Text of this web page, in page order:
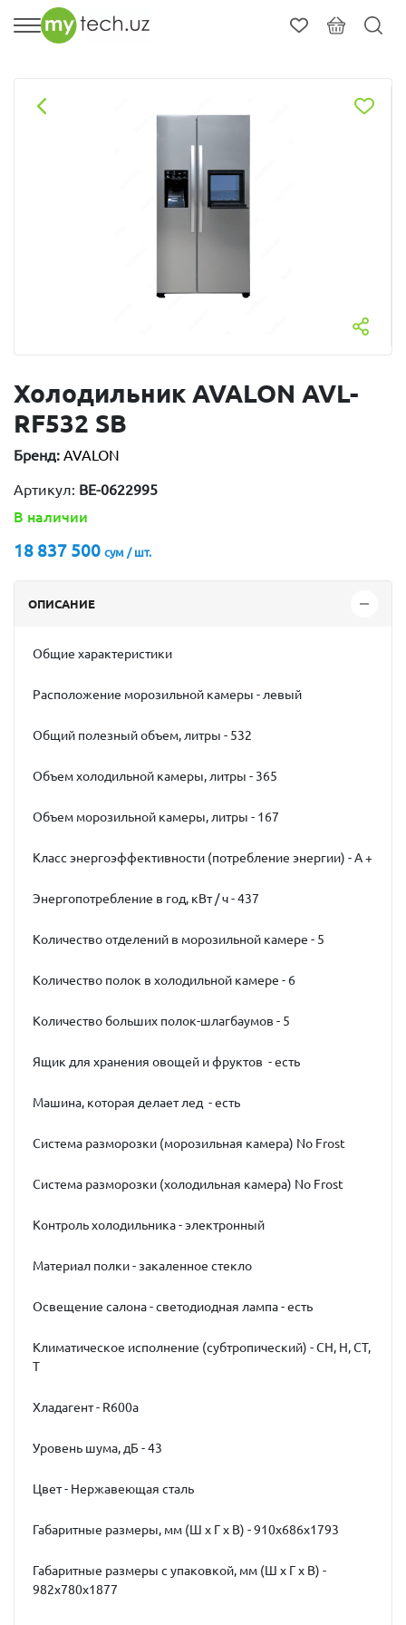
Холодильник AVALON AVL-
RF532 SB
Бренд: AVALON
Артикул: BE-0622995
В наличии
18 837 500 сум / шт.
ОПИСАНИЕ
Общие характеристики
Расположение морозильной камеры - левый
Общий полезный объем, литры - 532
Объем холодильной камеры, литры - 365
Объем морозильной камеры, литры - 167
Класс энергоэффективности (потребление энергии) - А +
Энергопотребление в год, кВт / ч - 437
Количество отделений в морозильной камере - 5
Количество полок в холодильной камере - 6
Количество больших полок-шлагбаумов - 5
Ящик для хранения овощей и фруктов - есть
Машина, которая делает лед - есть
Система разморозки (морозильная камера) No Frost
Система разморозки (холодильная камера) No Frost
Контроль холодильника - электронный
Материал полки - закаленное стекло
Освещение салона - светодиодная лампа - есть
Климатическое исполнение (субтропический) - СН, Н, СТ,
Т
Хладагент - R600a
Уровень шума, дБ - 43
Цвет - Нержавеющая сталь
Габаритные размеры, мм (Ш x Г x В) - 910x686х1793
Габаритные размеры с упаковкой, мм (Ш x Г x В) -
982x780х1877